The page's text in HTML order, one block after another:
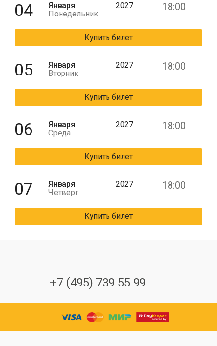
04
Января
Понедельник
2027 18:00
Купить билет
05
Января
Вторник
2027 18:00
Купить билет
06
Января
Среда
2027 18:00
Купить билет
07
Января
Четверг
2027 18:00
Купить билет
+7 (495) 739 55 99